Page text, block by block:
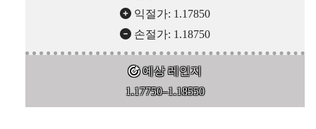
익절가: 1.17850
손절가: 1.18750
예상 레인지
1.17750–1.18550